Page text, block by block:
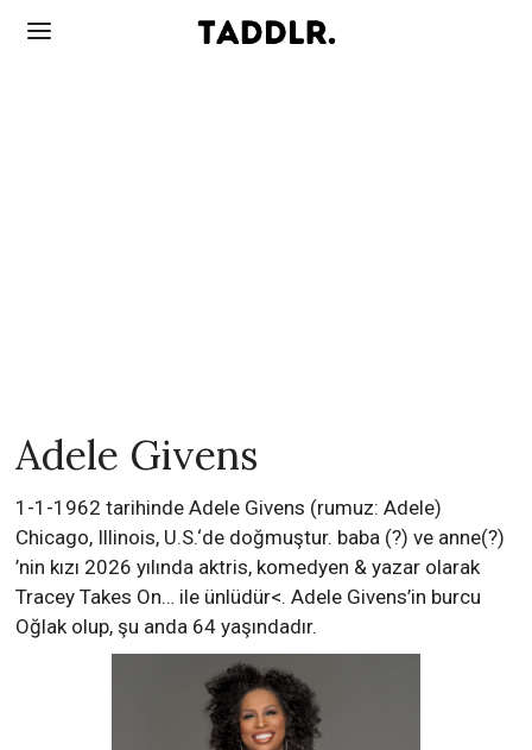
Adele Givens
1-1-1962 tarihinde Adele Givens (rumuz: Adele)
Chicago, Illinois, U.S.‘de doğmuştur. baba (?) ve anne(?)
’nin kızı 2026 yılında aktris, komedyen & yazar olarak
Tracey Takes On… ile ünlüdür<. Adele Givens’in burcu
Oğlak olup, şu anda 64 yaşındadır.